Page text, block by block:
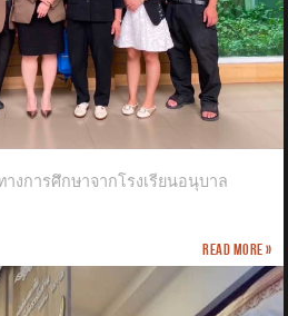
งการศึกษาจากโรงเรียนอนุบาล
Read more »